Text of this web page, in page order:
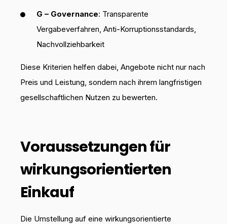
G – Governance: Transparente
Vergabeverfahren, Anti-Korruptionsstandards,
Nachvollziehbarkeit
Diese Kriterien helfen dabei, Angebote nicht nur nach
Preis und Leistung, sondern nach ihrem langfristigen
gesellschaftlichen Nutzen zu bewerten.
Voraussetzungen für
wirkungsorientierten
Einkauf
Die Umstellung auf eine wirkungsorientierte